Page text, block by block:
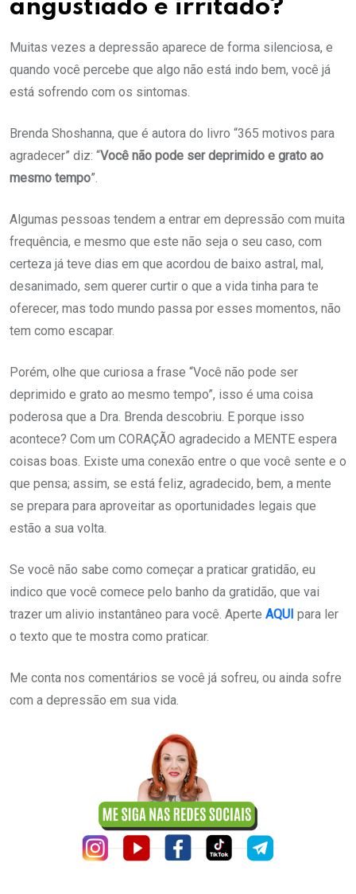
angustiado e irritado?
Muitas vezes a depressão aparece de forma silenciosa, e
quando você percebe que algo não está indo bem, você já
está sofrendo com os sintomas.
Brenda Shoshanna, que é autora do livro “365 motivos para
agradecer” diz: “Você não pode ser deprimido e grato ao
mesmo tempo”.
Algumas pessoas tendem a entrar em depressão com muita
frequência, e mesmo que este não seja o seu caso, com
certeza já teve dias em que acordou de baixo astral, mal,
desanimado, sem querer curtir o que a vida tinha para te
oferecer, mas todo mundo passa por esses momentos, não
tem como escapar.
Porém, olhe que curiosa a frase “Você não pode ser
deprimido e grato ao mesmo tempo”, isso é uma coisa
poderosa que a Dra. Brenda descobriu. E porque isso
acontece? Com um CORAÇÃO agradecido a MENTE espera
coisas boas. Existe uma conexão entre o que você sente e o
que pensa; assim, se está feliz, agradecido, bem, a mente
se prepara para aproveitar as oportunidades legais que
estão a sua volta.
Se você não sabe como começar a praticar gratidão, eu
indico que você comece pelo banho da gratidão, que vai
trazer um alivio instantâneo para você. Aperte AQUI para ler
o texto que te mostra como praticar.
Me conta nos comentários se você já sofreu, ou ainda sofre
com a depressão em sua vida.